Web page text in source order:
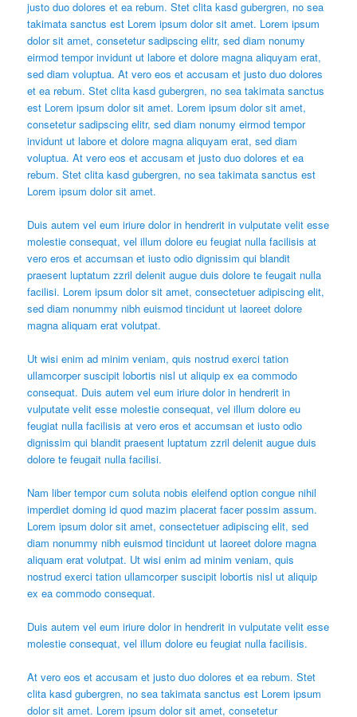
justo duo dolores et ea rebum. Stet clita kasd gubergren, no sea
takimata sanctus est Lorem ipsum dolor sit amet. Lorem ipsum
dolor sit amet, consetetur sadipscing elitr, sed diam nonumy
eirmod tempor invidunt ut labore et dolore magna aliquyam erat,
sed diam voluptua. At vero eos et accusam et justo duo dolores
et ea rebum. Stet clita kasd gubergren, no sea takimata sanctus
est Lorem ipsum dolor sit amet. Lorem ipsum dolor sit amet,
consetetur sadipscing elitr, sed diam nonumy eirmod tempor
invidunt ut labore et dolore magna aliquyam erat, sed diam
voluptua. At vero eos et accusam et justo duo dolores et ea
rebum. Stet clita kasd gubergren, no sea takimata sanctus est
Lorem ipsum dolor sit amet.
Duis autem vel eum iriure dolor in hendrerit in vulputate velit esse
molestie consequat, vel illum dolore eu feugiat nulla facilisis at
vero eros et accumsan et iusto odio dignissim qui blandit
praesent luptatum zzril delenit augue duis dolore te feugait nulla
facilisi. Lorem ipsum dolor sit amet, consectetuer adipiscing elit,
sed diam nonummy nibh euismod tincidunt ut laoreet dolore
magna aliquam erat volutpat.
Ut wisi enim ad minim veniam, quis nostrud exerci tation
ullamcorper suscipit lobortis nisl ut aliquip ex ea commodo
consequat. Duis autem vel eum iriure dolor in hendrerit in
vulputate velit esse molestie consequat, vel illum dolore eu
feugiat nulla facilisis at vero eros et accumsan et iusto odio
dignissim qui blandit praesent luptatum zzril delenit augue duis
dolore te feugait nulla facilisi.
Nam liber tempor cum soluta nobis eleifend option congue nihil
imperdiet doming id quod mazim placerat facer possim assum.
Lorem ipsum dolor sit amet, consectetuer adipiscing elit, sed
diam nonummy nibh euismod tincidunt ut laoreet dolore magna
aliquam erat volutpat. Ut wisi enim ad minim veniam, quis
nostrud exerci tation ullamcorper suscipit lobortis nisl ut aliquip
ex ea commodo consequat.
Duis autem vel eum iriure dolor in hendrerit in vulputate velit esse
molestie consequat, vel illum dolore eu feugiat nulla facilisis.
At vero eos et accusam et justo duo dolores et ea rebum. Stet
clita kasd gubergren, no sea takimata sanctus est Lorem ipsum
dolor sit amet. Lorem ipsum dolor sit amet, consetetur